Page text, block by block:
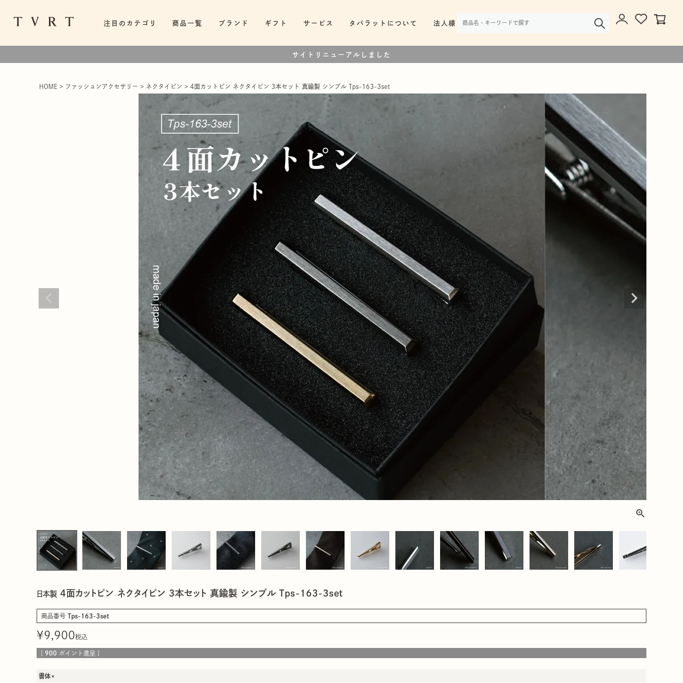
注目のカテゴリ 商品一覧 ブランド ギフト サービス タバラットについて 法人様・大口注文のご相談
サイトリニューアルしました
HOME ファッションアクセサリー ネクタイピン 4面カットピン ネクタイピン 3本セット 真鍮製 シンプル Tps-163-3set
日本製 4面カットピン ネクタイピン 3本セット 真鍮製 シンプル Tps-163-3set
商品番号 Tps-163-3set
¥9,900税込
900 ポイント進呈 ]
書体